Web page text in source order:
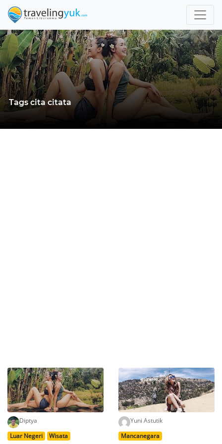
Tags cita citata
Diptya
Luar Negeri
Wisata
Yuni Astutik
Mancanegara